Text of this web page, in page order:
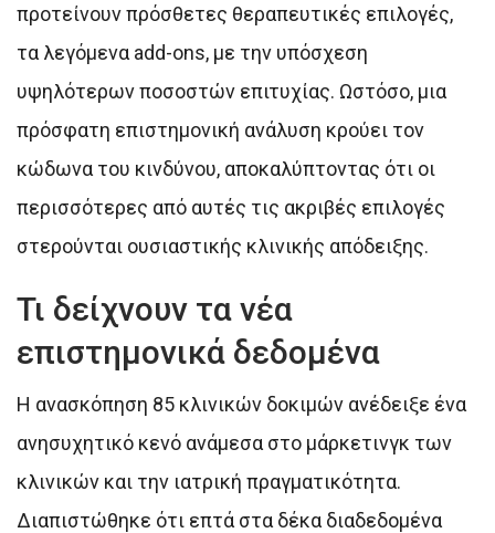
προτείνουν πρόσθετες θεραπευτικές επιλογές,
τα λεγόμενα add-ons, με την υπόσχεση
υψηλότερων ποσοστών επιτυχίας. Ωστόσο, μια
πρόσφατη επιστημονική ανάλυση κρούει τον
κώδωνα του κινδύνου, αποκαλύπτοντας ότι οι
περισσότερες από αυτές τις ακριβές επιλογές
στερούνται ουσιαστικής κλινικής απόδειξης.
Τι δείχνουν τα νέα
επιστημονικά δεδομένα
Η ανασκόπηση 85 κλινικών δοκιμών ανέδειξε ένα
ανησυχητικό κενό ανάμεσα στο μάρκετινγκ των
κλινικών και την ιατρική πραγματικότητα.
Διαπιστώθηκε ότι επτά στα δέκα διαδεδομένα